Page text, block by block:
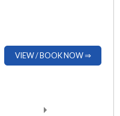
VIEW / BOOK NOW ⇒